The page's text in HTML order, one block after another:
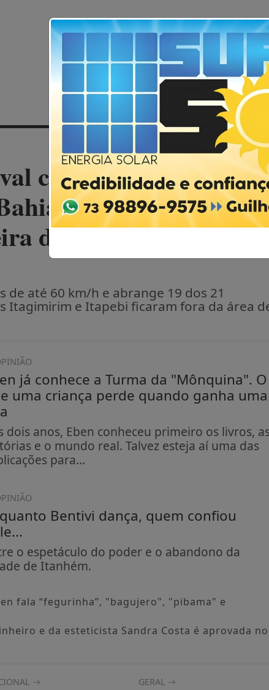
Futebol
coloca 19 cidades do
em atenção;
de Freitas estão na
até 60 km/h e abrange 19 dos 21
Itagimirim e Itapebi ficaram fora da área
já conhece a Turma da "Mônquina". O
uma criança perde quando ganha uma
dois anos, Eben conheceu primeiro os livros, as
e o mundo real. Talvez esteja aí uma das
para...
Bentivi dança, quem confiou
o espetáculo do poder e o abandono da
de Itanhém.
fala “fegurinha”, "bagujero", "pibama" e
e da esteticista Sandra Costa é aprovada no
GERAL